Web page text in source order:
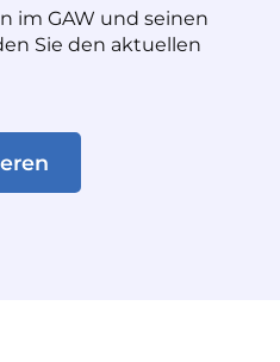
im GAW und seinen
Sie den aktuellen